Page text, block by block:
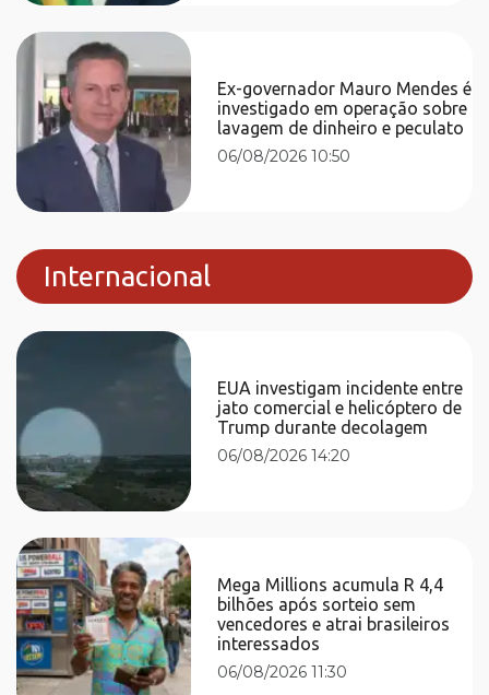
Ex-governador Mauro Mendes é
investigado em operação sobre
lavagem de dinheiro e peculato
06/08/2026 10:50
Internacional
EUA investigam incidente entre
jato comercial e helicóptero de
Trump durante decolagem
06/08/2026 14:20
Mega Millions acumula R 4,4
bilhões após sorteio sem
vencedores e atrai brasileiros
interessados
06/08/2026 11:30